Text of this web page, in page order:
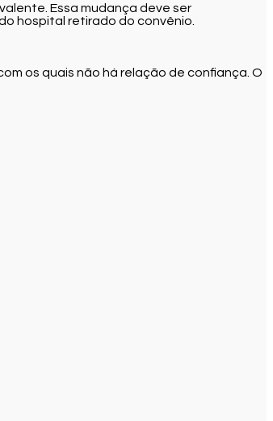
Essa mudança deve ser
hospital retirado do convênio.
os quais não há relação de confiança. O